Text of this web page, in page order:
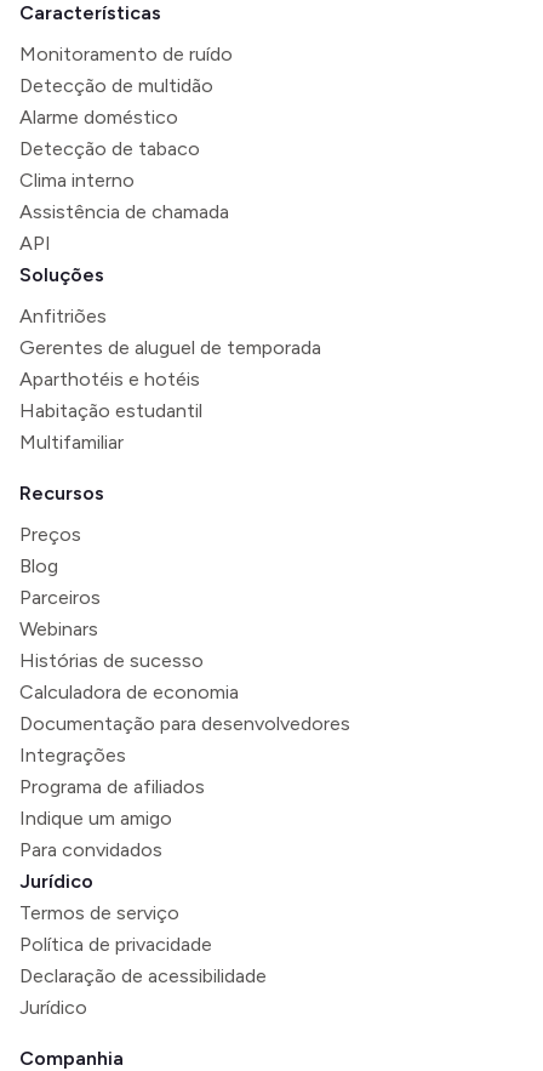
Características
Monitoramento de ruído
Detecção de multidão
Alarme doméstico
Detecção de tabaco
Clima interno
Assistência de chamada
API
Soluções
Anfitriões
Gerentes de aluguel de temporada
Aparthotéis e hotéis
Habitação estudantil
Multifamiliar
Recursos
Preços
Blog
Parceiros
Webinars
Histórias de sucesso
Calculadora de economia
Documentação para desenvolvedores
Integrações
Programa de afiliados
Indique um amigo
Para convidados
Jurídico
Termos de serviço
Política de privacidade
Declaração de acessibilidade
Jurídico
Companhia